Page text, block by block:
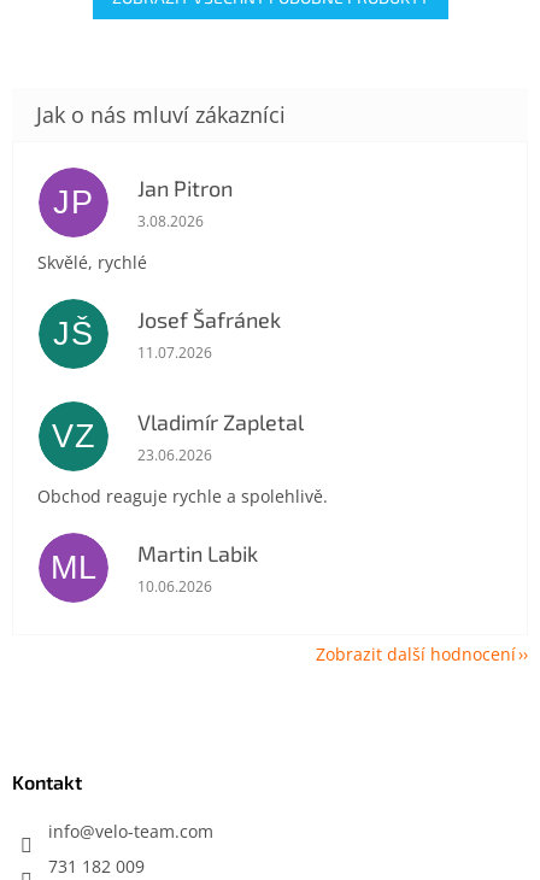
JP Jan Pitron
Hodnocení obchodu je 5 z 5 hvězdiček.
3.08.2026
Skvělé, rychlé
JŠ Josef Šafránek
Hodnocení obchodu je 5 z 5 hvězdiček.
11.07.2026
VZ Vladimír Zapletal
Hodnocení obchodu je 5 z 5 hvězdiček.
23.06.2026
Obchod reaguje rychle a spolehlivě.
ML Martin Labik
Hodnocení obchodu je 5 z 5 hvězdiček.
10.06.2026
Zobrazit další hodnocení
Kontakt
info@velo-team.com
731 182 009